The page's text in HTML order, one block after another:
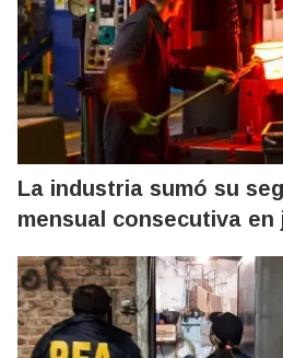
La industria sumó su
mensual consecutiva en